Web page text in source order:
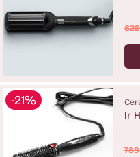
-21%
Ir